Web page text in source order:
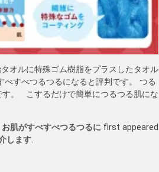
オルに特殊ゴム樹脂をプラスしたタオル
べすべつるつるになると評判です。 つる
。 こするだけで簡単につるつる肌にな
肌がすべすべつるつるに first appeared
します.